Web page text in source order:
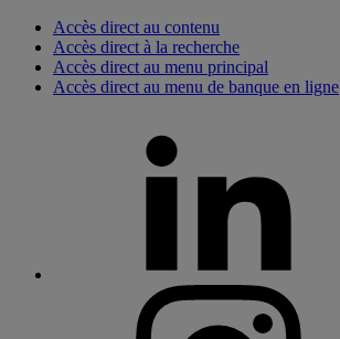
Accès direct au contenu
Accès direct à la recherche
Accès direct au menu principal
Accès direct au menu de banque en ligne